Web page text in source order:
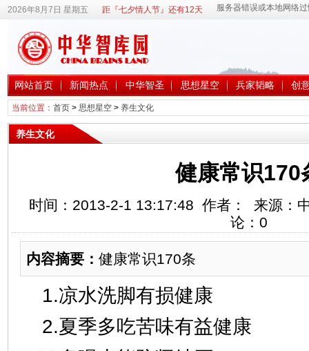
2026年8月7日 星期五 距『七夕情人节』还有12天
网站首页 新闻热点 中华智圣 思想星空 兵家韬略 创
当前位置： 首页> 思想星空> 养生文化
养生文化
健康常识170
时间：2013-2-1 13:17:48 作者： 来源：
论： 0
内容摘要： 健康常识170条
1.凉水洗脚有损健康
2.夏季多吃苦味有益健康